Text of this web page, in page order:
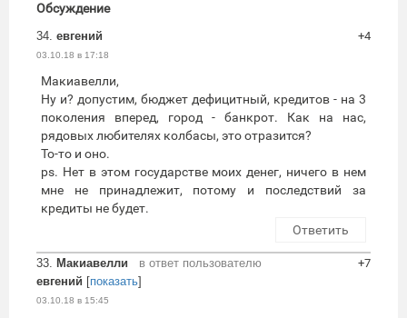
Обсуждение
34. евгений
03.10.18 в 17:18
+4
Макиавелли,
Ну и? допустим, бюджет дефицитный, кредитов - на 3
поколения вперед, город - банкрот. Как на нас,
рядовых любителях колбасы, это отразится?
То-то и оно.
ps. Нет в этом государстве моих денег, ничего в нем
мне не принадлежит, потому и последствий за
кредиты не будет.
Ответить
33. Макиавелли
в ответ пользователю
евгений [показать]
03.10.18 в 15:45
+7